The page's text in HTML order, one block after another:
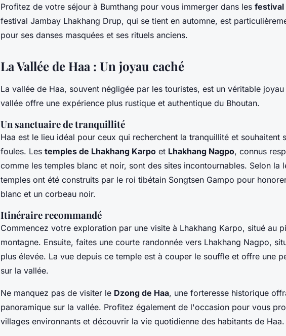
Profitez de votre séjour à Bumthang pour vous immerger dans les festival
festival Jambay Lhakhang Drup, qui se tient en automne, est
pour ses danses masquées et ses rituels anciens.
La Vallée de Haa : Un joyau caché
La vallée de Haa, souvent négligée par les touristes, est un véritable
vallée offre une expérience plus rustique et authentique du Bhoutan.
Un sanctuaire de tranquillité
Haa est le lieu idéal pour ceux qui recherchent la tranquillité et souhaitent
foules. Les temples de Lhakhang Karpo et Lhakhang Nagpo, connus
comme les temples blanc et noir, sont des sites incontournables. Selon la
temples ont été construits par le roi tibétain Songtsen Gampo pour
blanc et un corbeau noir.
Itinéraire recommandé
Commencez votre exploration par une visite à Lhakhang Karpo, situé au
montagne. Ensuite, faites une courte randonnée vers Lhakhang Nagpo,
plus élevée. La vue depuis ce temple est à couper le souffle et offre une
sur la vallée.
Ne manquez pas de visiter le Dzong de Haa, une forteresse historique
panoramique sur la vallée. Profitez également de l'occasion pour vous
villages environnants et découvrir la vie quotidienne des habitants de Haa.